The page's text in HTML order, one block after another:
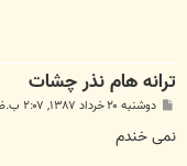
ترانه هام نذر چشات
پ
ت
دوشنبه ۲۰ خرداد ۱۳۸۷, ۲:۰۷ ب.ظ
نمی خندم